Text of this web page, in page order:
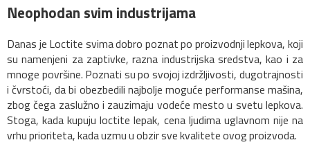
Neophodan svim industrijama
Danas je Loctite svima dobro poznat po proizvodnji lepkova, koji
su namenjeni za zaptivke, razna industrijska sredstva, kao i za
mnoge površine. Poznati su po svojoj izdržljivosti, dugotrajnosti
i čvrstoći, da bi obezbedili najbolje moguće performanse mašina,
zbog čega zaslužno i zauzimaju vodeće mesto u svetu lepkova.
Stoga, kada kupuju loctite lepak, cena ljudima uglavnom nije na
vrhu prioriteta, kada uzmu u obzir sve kvalitete ovog proizvoda.